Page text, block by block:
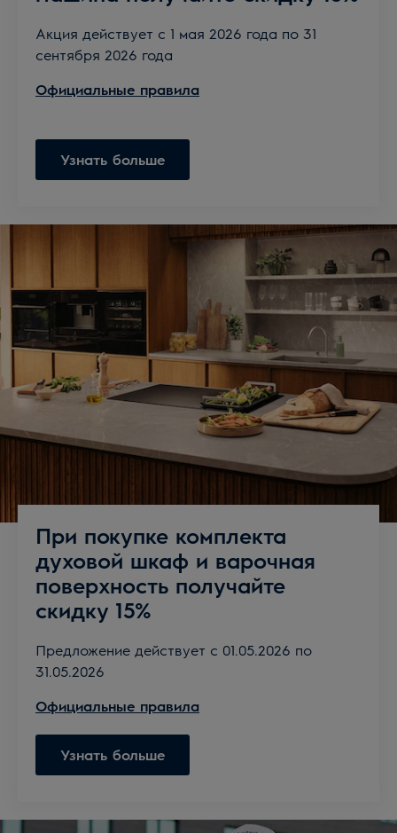
Акция действует с 1 мая 2026 года по 31
сентября 2026 года
Официальные правила
Узнать больше
При покупке комплекта
духовой шкаф и варочная
поверхность получайте
скидку 15%
Предложение действует с 01.05.2026 по
31.05.2026
Официальные правила
Узнать больше